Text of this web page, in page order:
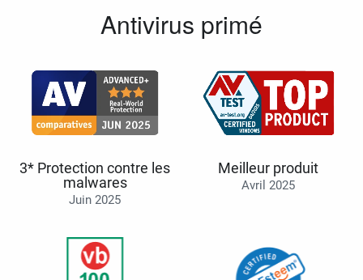
Antivirus primé
3* Protection contre les
malwares
Juin 2025
Meilleur produit
Avril 2025